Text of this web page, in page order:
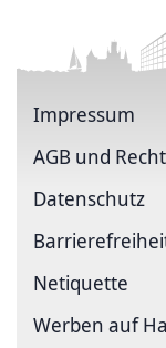
Impressum
AGB und
Datenschutz
Netiquette
Werben auf